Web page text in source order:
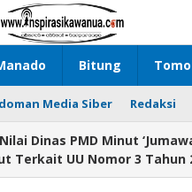
Bitung
Media Siber Redaksi
Nilai Dinas PMD Minut
Terkait UU Nomor 3 Tahun